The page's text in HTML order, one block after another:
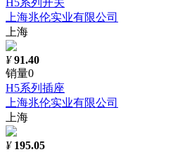
H5系列开关
上海兆伦实业有限公司
上海
¥ 91.40
销量0
H5系列插座
上海兆伦实业有限公司
上海
¥ 195.05